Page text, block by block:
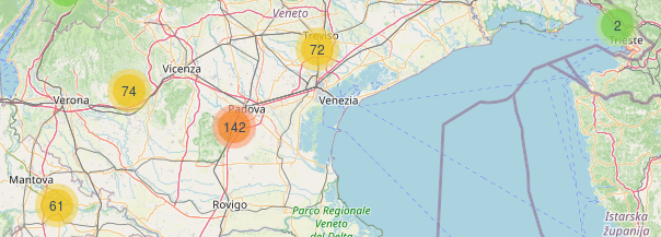
2
72
74
61
142